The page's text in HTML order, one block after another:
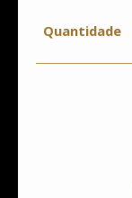
Quantidade